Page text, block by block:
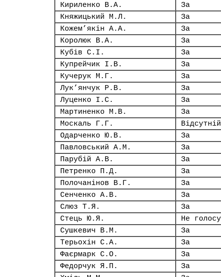
Кириленко В.А.
За
Княжицький М.Л.
За
Кожем’якін А.А.
За
Королюк В.А.
За
Кубів С.І.
За
Купрейчик І.В.
За
Кучерук М.Г.
За
Лук’янчук Р.В.
За
Луценко І.С.
За
Мартиненко М.В.
За
Москаль Г.Г.
Відсутній
Одарченко Ю.В.
За
Павловський А.М.
За
Парубій А.В.
За
Петренко П.Д.
За
Полочанінов В.Г.
За
Сенченко А.В.
За
Слюз Т.Я.
За
Стець Ю.Я.
Не
Сушкевич В.М.
За
Терьохін С.А.
За
Фаєрмарк С.О.
За
Федорчук Я.П.
За